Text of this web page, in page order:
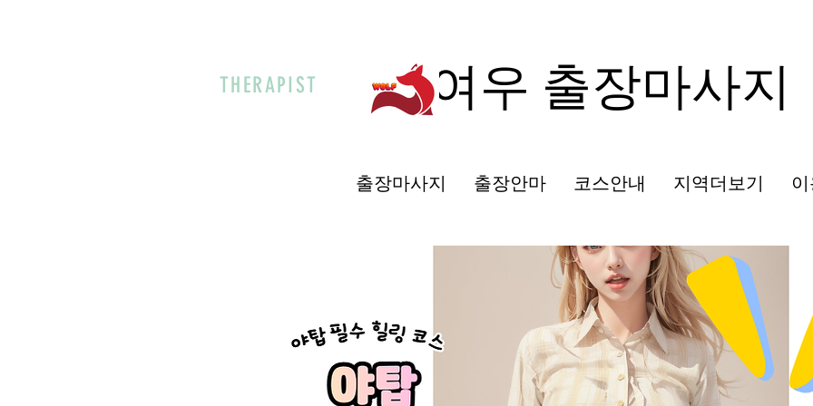
THERAPIST 여우 출장마사지
출장마사지 출장안마 코스안내 지역더보기